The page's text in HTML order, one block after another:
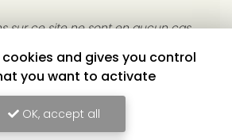
sur ce site ne sont en aucun cas
traiter, atténuer ou guérir
s’interdit de répondre à des
personnels sans consultation
individuelle médicale.
cookies and gives you control
you want to activate
OK, accept all